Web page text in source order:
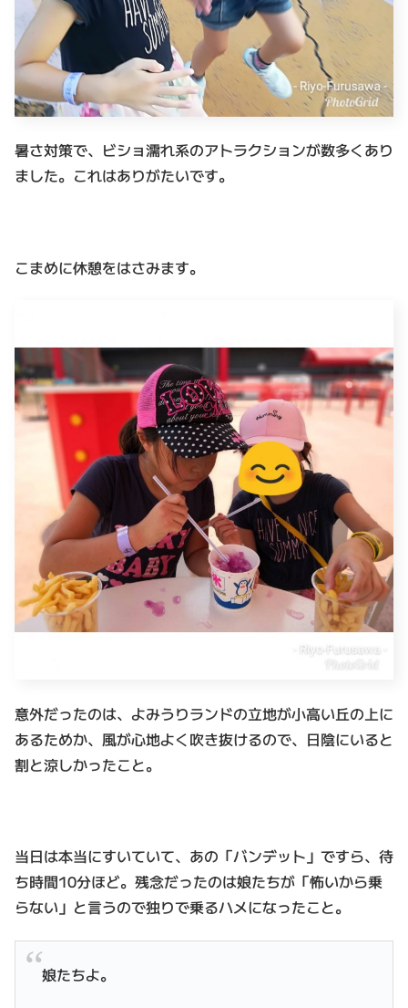
暑さ対策で、ビショ濡れ系のアトラクションが数多くあり
ました。これはありがたいです。
こまめに休憩をはさみます。
意外だったのは、よみうりランドの立地が小高い丘の上に
あるためか、風が心地よく吹き抜けるので、日陰にいると
割と涼しかったこと。
当日は本当にすいていて、あの「バンデット」ですら、待
ち時間10分ほど。残念だったのは娘たちが「怖いから乗
らない」と言うので独りで乗るハメになったこと。
娘たちよ。